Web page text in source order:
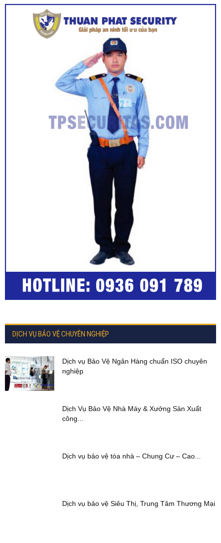
DỊCH VỤ BẢO VỆ CHUYÊN NGHIỆP
Dịch vụ Bảo Vệ Ngân Hàng chuẩn ISO chuyên
nghiệp
Dịch Vụ Bảo Vệ Nhà Máy & Xưởng Sản Xuất
công...
Dịch vụ bảo vệ tòa nhà – Chung Cư – Cao...
Dịch vụ bảo vệ Siêu Thị, Trung Tâm Thương Mại